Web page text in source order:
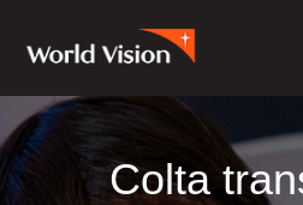
Colta